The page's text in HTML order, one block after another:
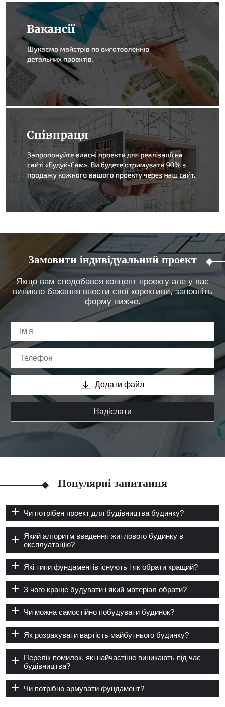
Замовити індивідуальний проект
Якщо вам сподобався концепт проекту але у вас
виникло бажання внести свої корективи, заповніть
форму нижче.
Додати файл
Надіслати
Популярні запитання
Чи потрібен проект для будівництва будинку?
Який алгоритм введення житлового будинку в
експлуатацію?
Які типи фундаментів існують і як обрати кращий?
З чого краще будувати і який матеріал обрати?
Чи можна самостійно побудувати будинок?
Як розрахувати вартість майбутнього будинку?
Перелік помилок, які найчастіше виникають під час
будівництва?
Чи потрібно армувати фундамент?